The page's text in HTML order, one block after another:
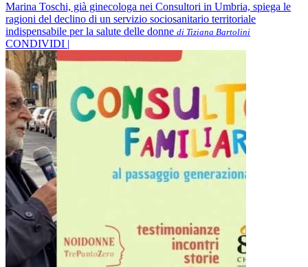
Marina Toschi, già ginecologa nei Consultori in Umbria, spiega le
ragioni del declino di un servizio sociosanitario territoriale
indispensabile per la salute delle donne di Tiziana Bartolini
CONDIVIDI |